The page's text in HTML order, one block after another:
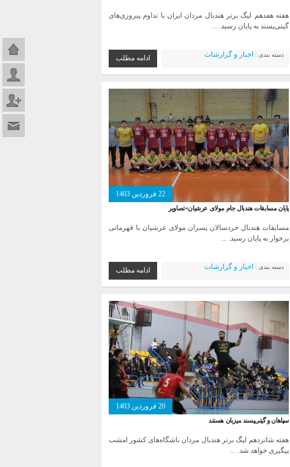
صفحه
ورود
عضویت
تماس با
هفته هفدهم لیگ برتر هندبال مردان ایران با تداوم پیروزی‌های
گیتی‌پسند به پایان رسید. ...
دسته بندی : اخبار و گزارشات ادامه مطلب
22 فروردین 1403
پایان مسابقات هندبال جام مولای عرشیان+تصاویر
مسابقات هندبال خردسالان پسران مولای عرشیان با قهرمانی
برخوار به پایان رسید. ...
دسته بندی : اخبار و گزارشات ادامه مطلب
20 فروردین 1403
سپاهان و گیتی‌پسند میزبان هستند
هفته شانزدهم لیگ برتر هندبال مردان باشگاه‌های کشور امشب
پیگیری خواهد شد. ...